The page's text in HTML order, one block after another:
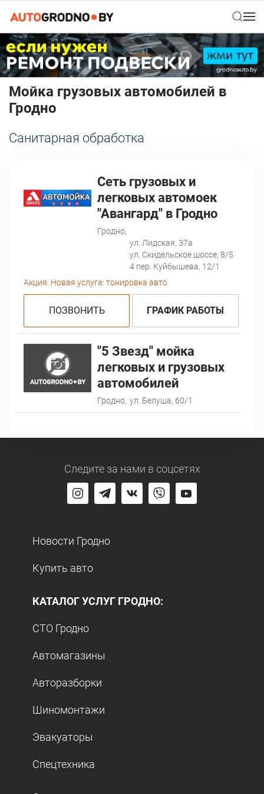
Мойка грузовых автомобилей в
Гродно
Санитарная обработка
Сеть грузовых и
легковых автомоек
"Авангард" в Гродно
Гродно,
ул. Лидская, 37а
ул. Скидельское шоссе, 8/5
4 пер. Куйбышева, 12/1
Акция: Новая услуга: тонировка авто
ПОЗВОНИТЬ ГРАФИК РАБОТЫ
"5 Звезд" мойка
легковых и грузовых
автомобилей
Гродно, ул. Белуша, 60/1
Следите за нами в соцсетях
Новости Гродно
Купить авто
КАТАЛОГ УСЛУГ ГРОДНО:
СТО Гродно
Автомагазины
Авторазборки
Шиномонтажи
Эвакуаторы
Спецтехника